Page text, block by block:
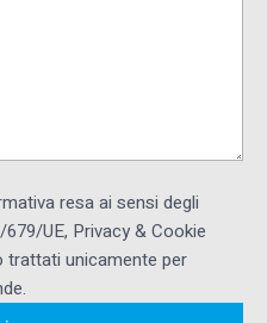
resa ai ​sensi degli
UE, Privacy & Cookie
trattati unicamente per